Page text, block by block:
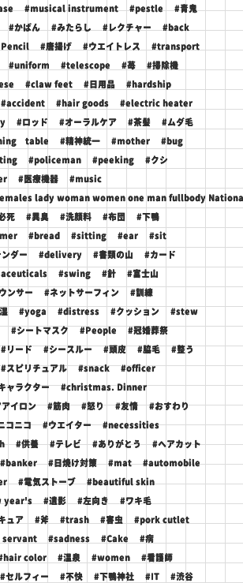
#musical instrument #pestle #青鬼
#かばん #みたらし #レクチャー #back
#唐揚げ #ウエイトレス #transport
#uniform #telescope #苺 #掃除機
#claw feet #日用品 #hardship
#accident #hair goods #electric heater
#ロッド #オーラルケア #茶髪 #ムダ毛
table #精神統一 #mother #bug
#policeman #peeking #クシ
#医療機器 #music
lady woman women one man fullbody
死 #異臭 #洗顔料 #布団 #下鴨
#bread #sitting #ear #sit
ダー #delivery #書類の山 #カード
#swing #針 #富士山
ンサー #ネットサーフィン #訓練
#yoga #distress #クッション #stew
#シートマスク #People #冠婚葬祭
#リード #シースルー #頭皮 #脇毛 #整う
#スピリチュアル #snack #officer
ャラクター #christmas. Dinner
イロン #筋肉 #怒り #友情 #おすわり
コニコ #ウエイター #necessities
#供養 #テレビ #ありがとう #ヘアカット
#banker #日焼け対策 #mat #automobile
#電気ストーブ #beautiful skin
year's #遺影 #左向き #ワキ毛
ュア #斧 #trash #害虫 #pork cutlet
#sadness #Cake #病
color #温泉 #women #看護師
#セルフィー #不快 #下鴨神社 #IT #渋谷